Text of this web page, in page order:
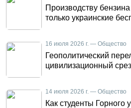
Производству
только украинские
16 июля 2026 г. — Общество
Геополитический
цивилизационный срез
14 июля 2026 г. — Общество
Как студенты Горного